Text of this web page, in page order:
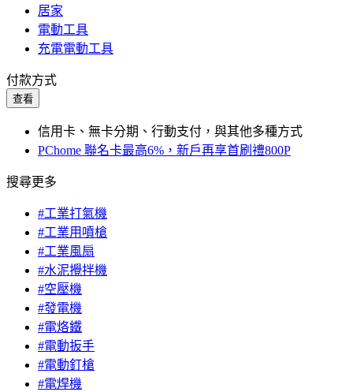
居家
電動工具
充電電動工具
付款方式
查看
信用卡、無卡分期、行動支付，與其他多種方式
PChome 聯名卡最高6%，新戶再享首刷禮800P
搜尋更多
#工業打氣機
#工業用噴槍
#工業風扇
#水泥攪拌機
#空壓機
#發電機
#電烙鐵
#電動扳手
#電動釘槍
#電焊機